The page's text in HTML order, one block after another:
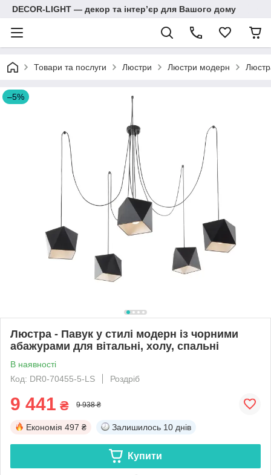
DECOR-LIGHT — декор та інтерʼєр для Вашого дому
Товари та послуги Люстри Люстри модерн
–5%
Люстра - Павук у стилі модерн із чорними
абажурами для вітальні, холу, спальні
В наявності
Код: DR0-70455-5-LS
Роздріб
9 441 ₴ 9 938 ₴
Економія 497 ₴ Залишилось 10 днів
Купити